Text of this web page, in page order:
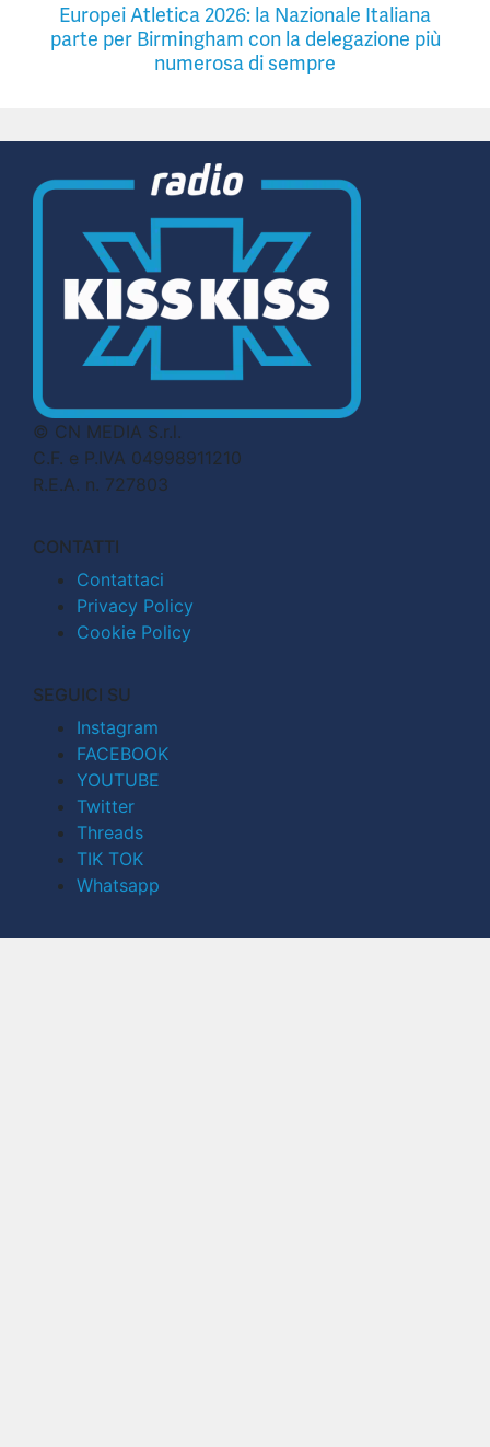
Europei Atletica 2026: la Nazionale Italiana
parte per Birmingham con la delegazione più
numerosa di sempre
© CN MEDIA S.r.l.
C.F. e P.IVA 04998911210
R.E.A. n. 727803
CONTATTI
Contattaci
Privacy Policy
Cookie Policy
SEGUICI SU
Instagram
FACEBOOK
YOUTUBE
Twitter
Threads
TIK TOK
Whatsapp